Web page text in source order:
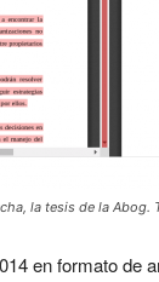
la tesis de la Abog.
en formato de